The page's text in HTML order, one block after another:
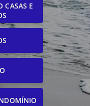
CASAS E